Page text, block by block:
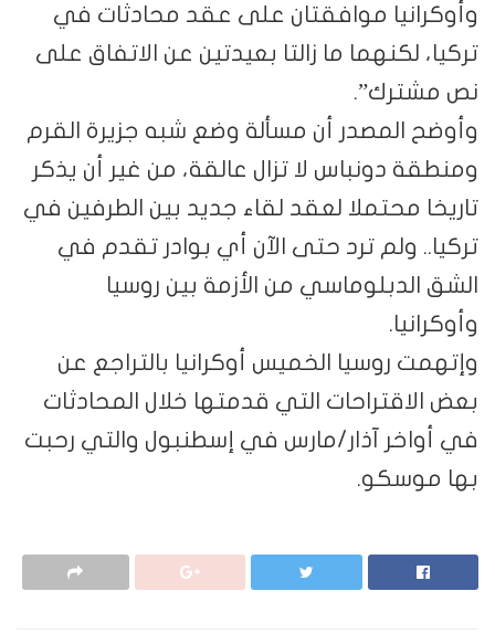
وأوكرانيا موافقتان على عقد محادثات في
تركيا، لكنهما ما زالتا بعيدتين عن الاتفاق على
نص مشترك”.
وأوضح المصدر أن مسألة وضع شبه جزيرة القرم
ومنطقة دونباس لا تزال عالقة، من غير أن يذكر
تاريخا محتملا لعقد لقاء جديد بين الطرفين في
تركيا.. ولم ترد حتى الآن أي بوادر تقدم في
الشق الدبلوماسي من الأزمة بين روسيا
وأوكرانيا.
وإتهمت روسيا الخميس أوكرانيا بالتراجع عن
بعض الاقتراحات التي قدمتها خلال المحادثات
في أواخر آذار/مارس في إسطنبول والتي رحبت
بها موسكو.